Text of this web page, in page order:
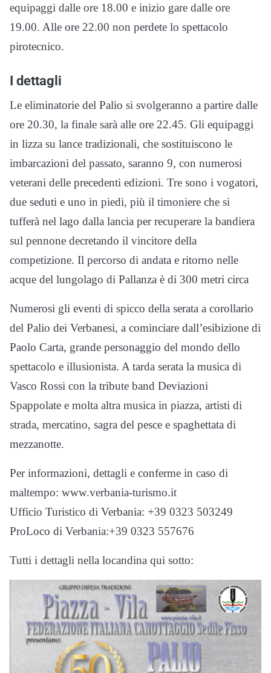
equipaggi dalle ore 18.00 e inizio gare dalle ore
19.00. Alle ore 22.00 non perdete lo spettacolo
pirotecnico.
I dettagli
Le eliminatorie del Palio si svolgeranno a partire dalle
ore 20.30, la finale sarà alle ore 22.45. Gli equipaggi
in lizza su lance tradizionali, che sostituiscono le
imbarcazioni del passato, saranno 9, con numerosi
veterani delle precedenti edizioni. Tre sono i vogatori,
due seduti e uno in piedi, più il timoniere che si
tufferà nel lago dalla lancia per recuperare la bandiera
sul pennone decretando il vincitore della
competizione. Il percorso di andata e ritorno nelle
acque del lungolago di Pallanza è di 300 metri circa
Numerosi gli eventi di spicco della serata a corollario
del Palio dei Verbanesi, a cominciare dall’esibizione di
Paolo Carta, grande personaggio del mondo dello
spettacolo e illusionista. A tarda serata la musica di
Vasco Rossi con la tribute band Deviazioni
Spappolate e molta altra musica in piazza, artisti di
strada, mercatino, sagra del pesce e spaghettata di
mezzanotte.
Per informazioni, dettagli e conferme in caso di
maltempo: www.verbania-turismo.it
Ufficio Turistico di Verbania: +39 0323 503249
ProLoco di Verbania:+39 0323 557676
Tutti i dettagli nella locandina qui sotto: